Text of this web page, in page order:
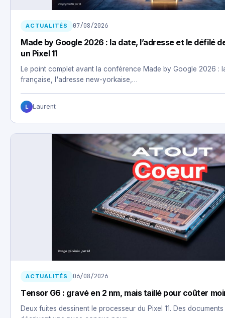
ACTUALITÉS 07/08/2026
Made by Google 2026 : la date, l’adresse et le défilé
un Pixel 11
Le point complet avant la conférence Made by Google 2026 :
française, l'adresse new-yorkaise,…
L Laurent
ACTUALITÉS 06/08/2026
Tensor G6 : gravé en 2 nm, mais taillé pour coûter
Deux fuites dessinent le processeur du Pixel 11. Des